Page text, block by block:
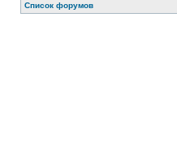
Список форумов